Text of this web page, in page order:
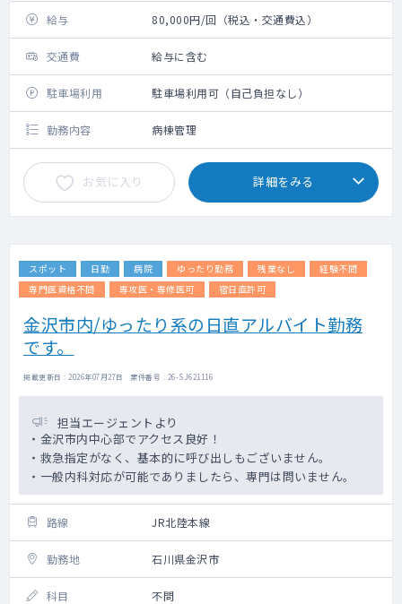
給与 80,000円/回（税込・交通費込）
交通費 給与に含む
駐車場利用 駐車場利用可（自己負担なし）
勤務内容 病棟管理
お気に入り 詳細をみる
スポット 日勤 病院 ゆったり勤務 残業なし
経験不問
専門医資格不問
専攻医・専修医可 宿日直許可
金沢市内/ゆったり系の日直アルバイト勤務
です。
掲載更新日 : 2026年07月27日 案件番号 : 26-SJ621116
担当エージェントより
・金沢市内中心部でアクセス良好！
・救急指定がなく、基本的に呼び出しもございません。
・一般内科対応が可能でありましたら、専門は問いません。
路線 JR北陸本線
勤務地 石川県金沢市
科目 不問